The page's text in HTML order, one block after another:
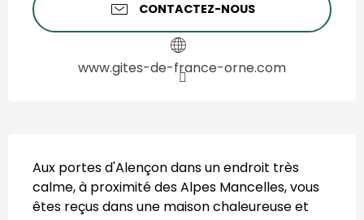
CONTACTEZ-NOUS
www.gites-de-france-orne.com
Aux portes d'Alençon dans un endroit très
calme, à proximité des Alpes Mancelles, vous
êtes reçus dans une maison chaleureuse et